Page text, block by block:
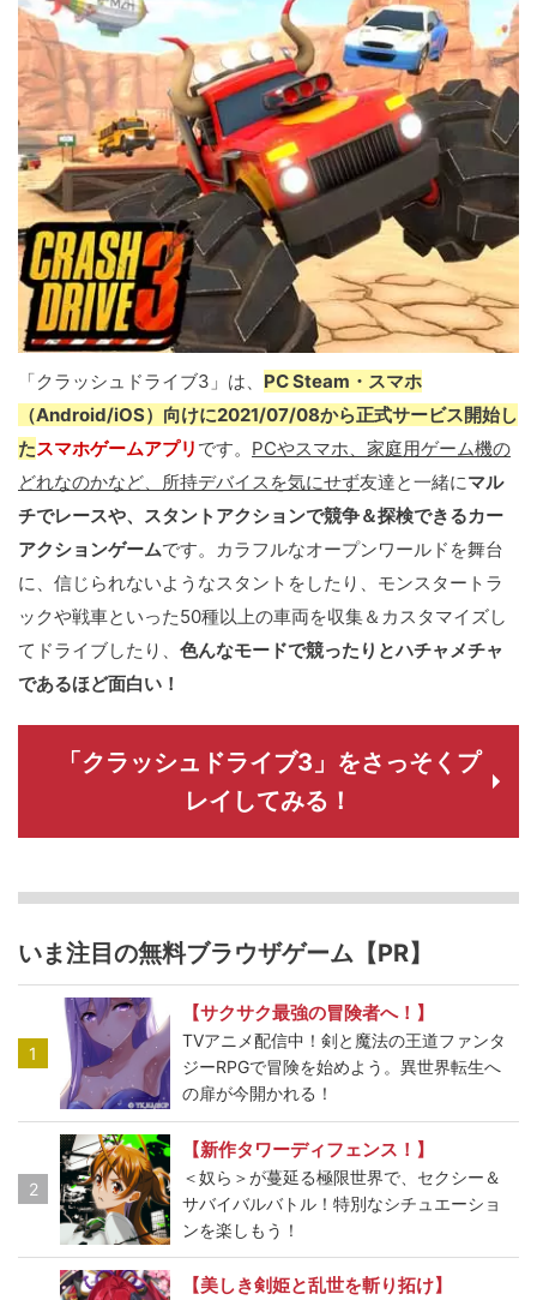
「クラッシュドライブ3」は、 PC Steam・スマホ
（Android/iOS）向けに2021/07/08から正式サービス開始し
たスマホゲームアプリ です。 PCやスマホ、家庭用ゲーム機の
どれなのかなど、所持デバイスを気にせず友達と一緒にマル
チでレースや、スタントアクションで競争＆探検できるカー
アクションゲームです。カラフルなオープンワールドを舞台
に、信じられないようなスタントをしたり、モンスタートラ
ックや戦車といった50種以上の車両を収集＆カスタマイズし
てドライブしたり、 色んなモードで競ったりとハチャメチャ
であるほど面白い！
「クラッシュドライブ3」をさっそくプ
レイしてみる！
いま注目の無料ブラウザゲーム【PR】
1
【サクサク最強の冒険者へ！】
TVアニメ配信中！剣と魔法の王道ファンタ
ジーRPGで冒険を始めよう。異世界転生へ
の扉が今開かれる！
2
【新作タワーディフェンス！】
＜奴ら＞が蔓延る極限世界で、セクシー＆
サバイバルバトル！特別なシチュエーショ
ンを楽しもう！
【美しき剣姫と乱世を斬り拓け】